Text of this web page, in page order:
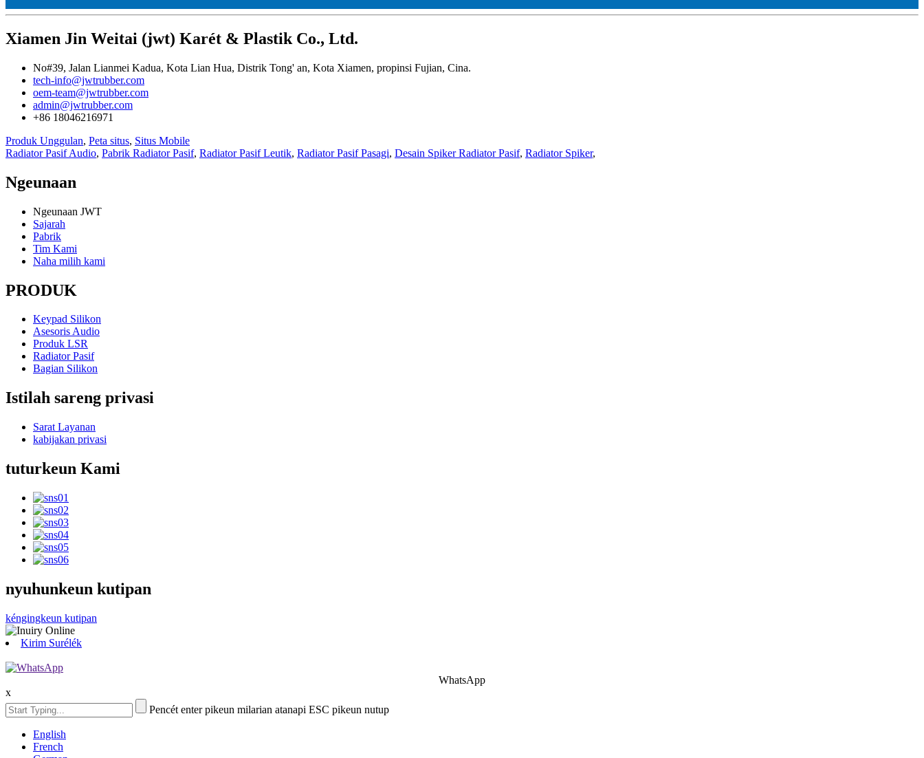
Xiamen Jin Weitai (jwt) Karét & Plastik Co., Ltd.
No#39, Jalan Lianmei Kadua, Kota Lian Hua, Distrik Tong' an, Kota Xiamen, propinsi Fujian, Cina.
tech-info@jwtrubber.com
oem-team@jwtrubber.com
admin@jwtrubber.com
+86 18046216971
Produk Unggulan, Peta situs, Situs Mobile
Radiator Pasif Audio, Pabrik Radiator Pasif, Radiator Pasif Leutik, Radiator Pasif Pasagi, Desain Spiker Radiator Pasif, Radiator Spiker,
Ngeunaan
Ngeunaan JWT
Sajarah
Pabrik
Tim Kami
Naha milih kami
PRODUK
Keypad Silikon
Asesoris Audio
Produk LSR
Radiator Pasif
Bagian Silikon
Istilah sareng privasi
Sarat Layanan
kabijakan privasi
tuturkeun Kami
nyuhunkeun kutipan
kéngingkeun kutipan
Kirim Surélék
WhatsApp
x
Pencét enter pikeun milarian atanapi ESC pikeun nutup
English
French